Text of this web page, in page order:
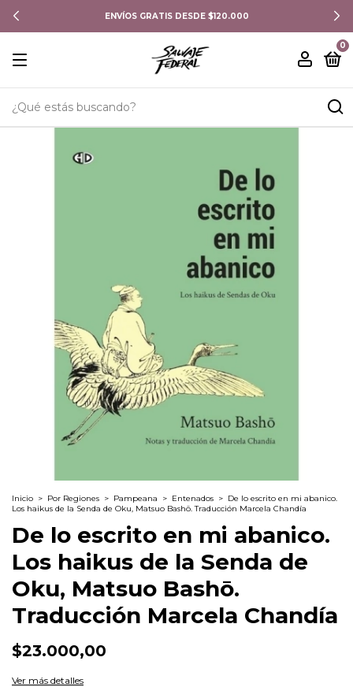
ENVÍOS GRATIS DESDE $120.000
0
Inicio > Por Regiones > Pampeana > Entenados > De lo escrito en mi abanico.
Los haikus de la Senda de Oku, Matsuo Bashō. Traducción Marcela Chandía
De lo escrito en mi abanico.
Los haikus de la Senda de
Oku, Matsuo Bashō.
Traducción Marcela Chandía
$23.000,00
Ver más detalles